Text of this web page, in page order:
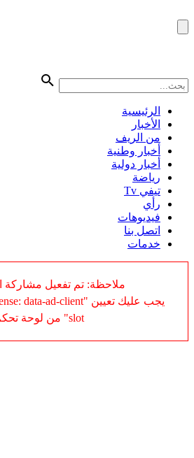
الرئيسية
الأخبار
من الريف
أخبار وطنية
أخبار دولية
رياضة
تيفي Tv
رأي
فيديوهات
اتصل بنا
خدمات
ملاحظة: تم تفعيل مشاركة